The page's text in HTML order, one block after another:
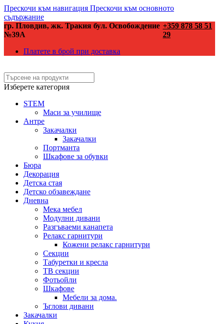
Прескочи към навигация Прескочи към основното
съдържание
гр. Пловдив, жк. Тракия бул. Освобождение
№39А
+359 878 58 51
29
Платете в брой при доставка
Изберете категория
STEM
Маси за училище
Антре
Закачалки
Закачалки
Портманта
Шкафове за обувки
Бюра
Декорация
Детска стая
Детско обзавеждане
Дневна
Мека мебел
Модулни дивани
Разгъваеми канапета
Релакс гарнитури
Кожени релакс гарнитури
Секции
Табуретки и кресла
ТВ секции
Фотьойли
Шкафове
Мебели за дома.
Ъглови дивани
Закачалки